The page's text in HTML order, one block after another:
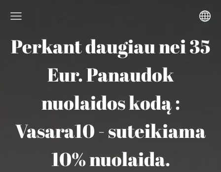
Perkant daugiau nei 35
Eur. Panaudok
nuolaidos kodą :
Vasara10 - suteikiama
10% nuolaida.